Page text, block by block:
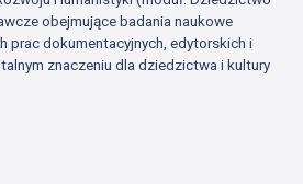
obejmujące badania naukowe
prac dokumentacyjnych, edytorskich i
znaczeniu dla dziedzictwa i kultury